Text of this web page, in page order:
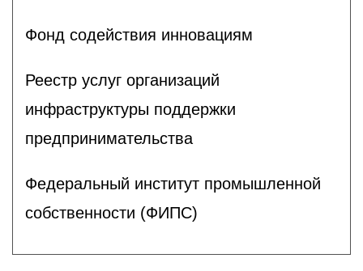
Фонд содействия инновациям
Реестр услуг организаций
инфраструктуры поддержки
предпринимательства
Федеральный институт промышленной
собственности (ФИПС)